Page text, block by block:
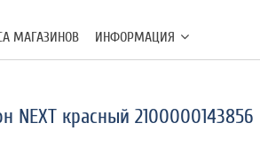
МАГАЗИНОВ ИНФОРМАЦИЯ
NEXT красный 2100000143856